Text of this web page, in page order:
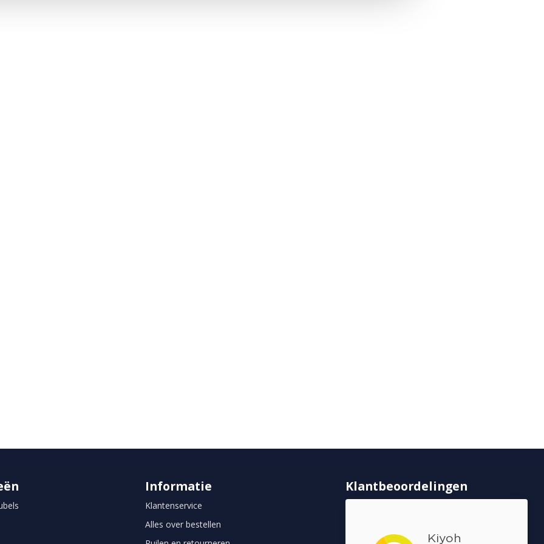
Informatie
Klantenservice
Alles over bestellen
Klantbeoordelingen